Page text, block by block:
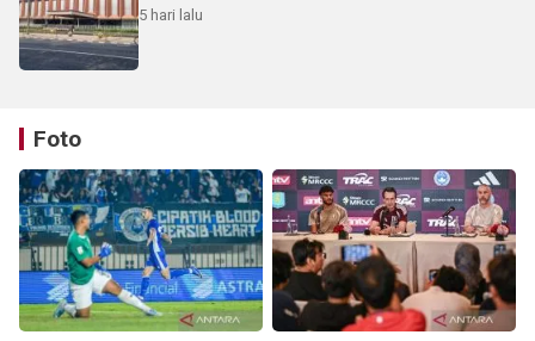
5 hari lalu
Foto